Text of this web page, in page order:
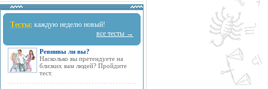
Тесты: каждую неделю новый!
все тесты →
Ревнивы ли вы?
Насколько вы претендуете на
близких вам людей? Пройдите
тест.